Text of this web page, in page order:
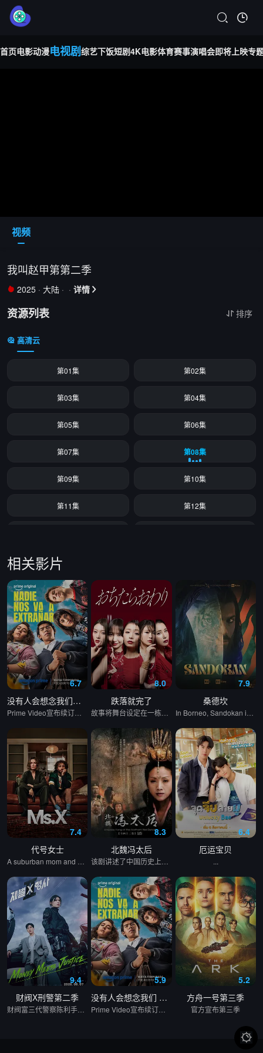
首页电影动漫电视剧综艺下饭短剧4K电影体育赛事演唱会即将上映专
视频
我叫赵甲第第二季
 2025 · 大陆 · · 详情 
资源列表  排序
高清云
第01集 第02集
第03集 第04集
第05集 第06集
第07集 第08集
第09集 第10集
第11集 第12集
第15集
第17集 第18集
第19集 第20集
第21集 第22集
第23集 第24集
第25集
相关影片
6.7
没有人会想念我们第二季
Prime Video宣布续订《没有人会想念我们》第二季。
8.0
跌落就完了
故事将舞台设定在一栋新落成的豪华高级公寓中。主人公月岛明日海（宇垣美里 饰）本以为和丈夫、女儿搬进这里是幸福生活的开始，却没料到在公寓里与曾有宿怨的真宫孔美子（篠田麻里子 饰）狭路相逢。 孔美子表面上是无可挑剔的名媛妈妈，背地里却深藏着难以捉摸的执念与城府。随着两人再度交锋，阶层差距、生活水准以及家庭环境的不同，让妈妈们之间脆弱的关系迅速演变成一场充斥着嫉妒、不伦、背叛与复仇的激烈暗战。
7.9
桑德坎
In Borneo, Sandokan is a pirate who lives by the day: he fights only for himself and his crew. But his life changes when he meets Marianne, the beautiful daughter of the British consul in Labuan. It is the beginning of an impossible love affair between two similar souls.
7.4
代号女士
8.3
北魏冯太后
6.4
厄运宝贝
...
9.4
财阀X刑警第二季
5.9
没有人会想念我们 第二季
5.2
方舟一号第三季
官方宣布第三季
